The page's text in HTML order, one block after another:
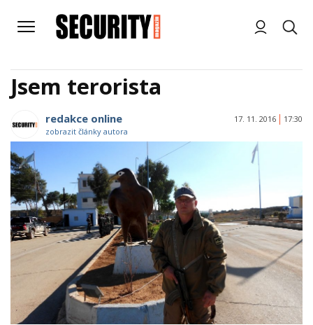
Jsem terorista
redakce online
zobrazit články autora
17. 11. 2016 17:30